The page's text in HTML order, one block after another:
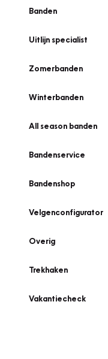
Banden
Uitlijn specialist
Zomerbanden
Winterbanden
All season banden
Bandenservice
Bandenshop
Velgenconfigurator
Overig
Trekhaken
Vakantiecheck